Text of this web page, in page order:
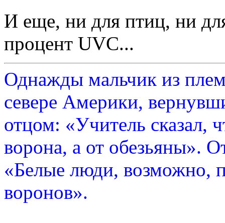
И еще, ни для птиц, ни
процент UVC...
Однажды мальчик из
севере Америки,
отцом: «Учитель сказал,
ворона, а от обезьяны».
«Белые люди, возможно,
воронов».